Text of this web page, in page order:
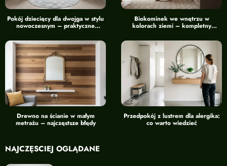
Pokój dziecięcy dla dwojga w stylu
nowoczesnym – praktyczne
Biokominek we wnętrzu w
kolorach ziemi – kompletny
Drewno na ścianie w małym
metrażu – najczęstsze błędy
Przedpokój z lustrem dla alergika:
co warto wiedzieć
NAJCZĘŚCIEJ OGLĄDANE